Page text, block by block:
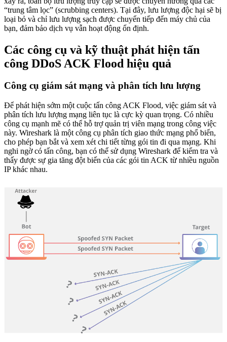
“trung tâm lọc” (scrubbing centers). Tại đây, lưu lượng độc hại sẽ bị
loại bỏ và chỉ lưu lượng sạch được chuyển tiếp đến máy chủ của
bạn, đảm bảo dịch vụ vẫn hoạt động ổn định.
Các công cụ và kỹ thuật phát hiện tấn
công DDoS ACK Flood hiệu quả
Công cụ giám sát mạng và phân tích lưu lượng
Để phát hiện sớm một cuộc tấn công ACK Flood, việc giám sát và
phân tích lưu lượng mạng liên tục là cực kỳ quan trọng. Có nhiều
công cụ mạnh mẽ có thể hỗ trợ quản trị viên mạng trong công việc
này. Wireshark là một công cụ phân tích giao thức mạng phổ biến,
cho phép bạn bắt và xem xét chi tiết từng gói tin đi qua mạng. Khi
nghi ngờ có tấn công, bạn có thể sử dụng Wireshark để kiểm tra và
thấy được sự gia tăng đột biến của các gói tin ACK từ nhiều nguồn
IP khác nhau.